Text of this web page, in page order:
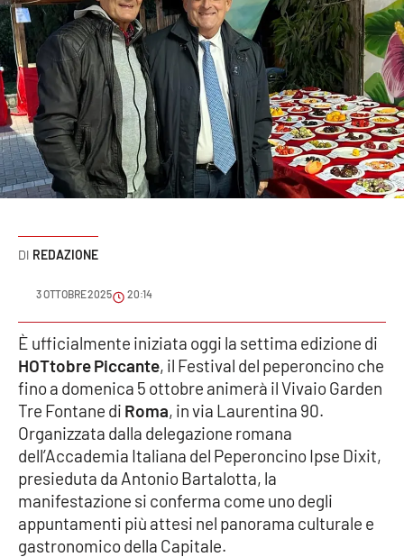
Economia e lavoro
Italia Mondo
Sanità
Sport
Cultura
Podcast
Meteo
Editoriali
VIDEO
Ambiente
Cronaca
Cultura
REDAZIONE
3 OTTOBRE 2025 20:14
È ufficialmente iniziata oggi la settima edizione di
HOTtobre Piccante, il Festival del peperoncino che
fino a domenica 5 ottobre animerà il Vivaio Garden
Tre Fontane di Roma, in via Laurentina 90.
Organizzata dalla delegazione romana
dell’Accademia Italiana del Peperoncino Ipse Dixit,
presieduta da Antonio Bartalotta, la
manifestazione si conferma come uno degli
appuntamenti più attesi nel panorama culturale e
gastronomico della Capitale.